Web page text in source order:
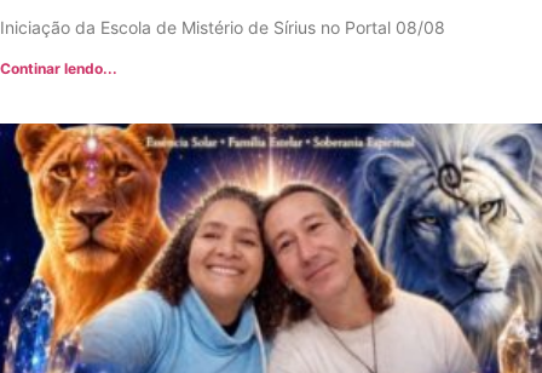
Iniciação da Escola de Mistério de Sírius no Portal 08/08
Continar lendo...